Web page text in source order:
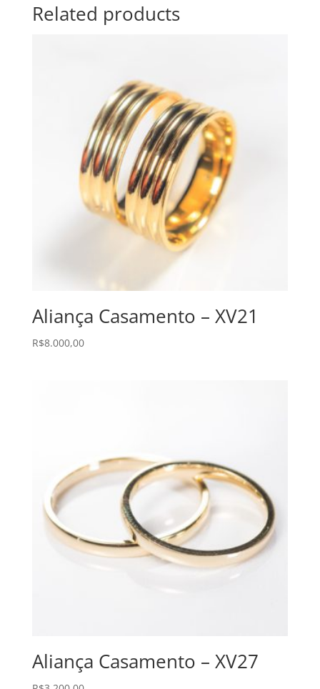
Related products
Aliança Casamento – XV21
R$8.000,00
Aliança Casamento – XV27